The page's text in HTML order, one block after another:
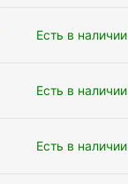
Есть в наличии
Есть в наличии
Есть в наличии